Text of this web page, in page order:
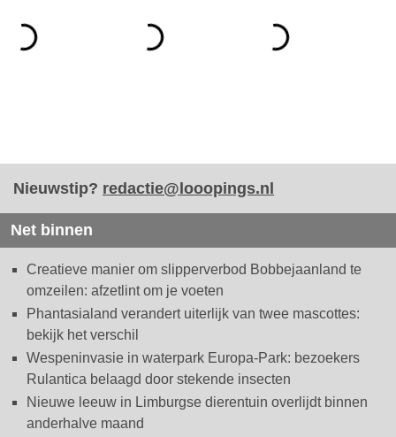
Nieuwstip? redactie@looopings.nl
Net binnen
Creatieve manier om slipperverbod Bobbejaanland te
omzeilen: afzetlint om je voeten
Phantasialand verandert uiterlijk van twee mascottes:
bekijk het verschil
Wespeninvasie in waterpark Europa-Park: bezoekers
Rulantica belaagd door stekende insecten
Nieuwe leeuw in Limburgse dierentuin overlijdt binnen
anderhalve maand